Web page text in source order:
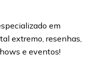
em
extremo, resenhas,
e eventos!